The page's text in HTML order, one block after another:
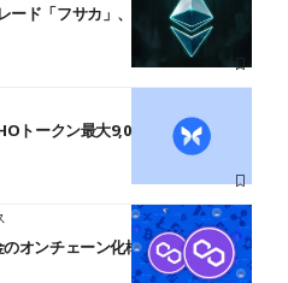
ド「フサカ」、12月3日にメイン
トークン最大9,000万枚取得へ──
オンチェーン化構想──年間31京